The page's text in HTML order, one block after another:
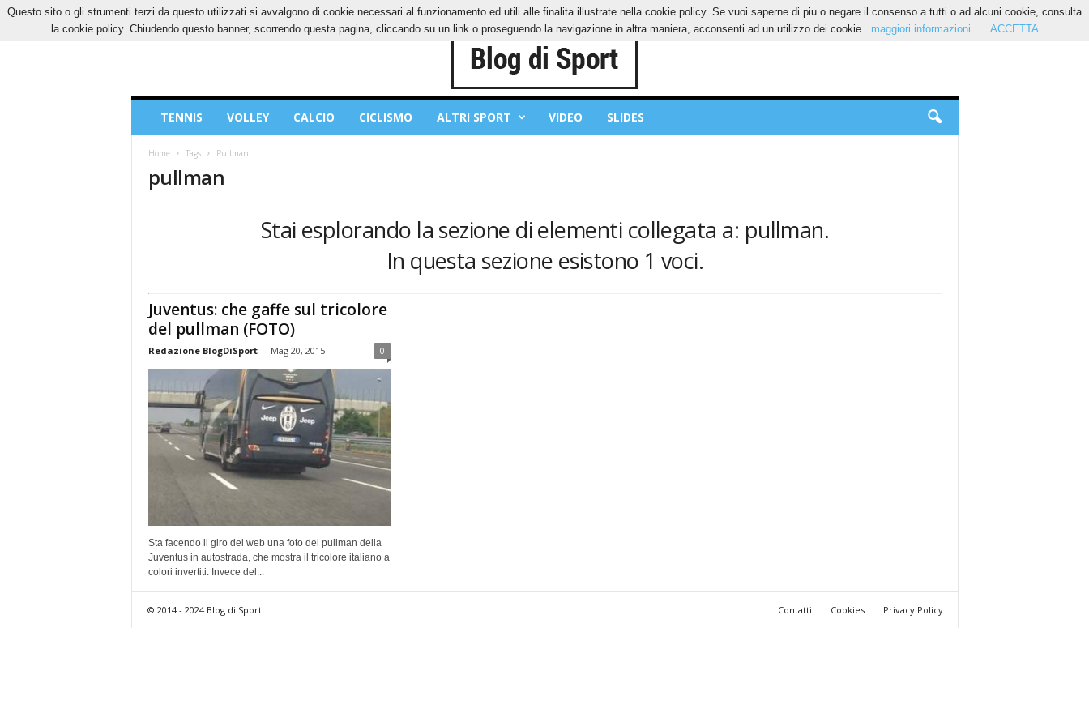
GIOVEDÌ, 6 AGOSTO 2026 CONTATTI COOKIES PRIVACY POLICY
Sport
TENNIS VOLLEY CALCIO CICLISMO ALTRI SPORT VIDEO SLIDES
Home Tags Pullman
pullman
Stai esplorando la sezione di elementi collegata a: pullman.
In questa sezione esistono 1 voci.
Juventus: che gaffe sul tricolore
del pullman (FOTO)
Redazione BlogDiSport - Mag 20, 2015 0
Sta facendo il giro del web una foto del pullman della
Juventus in autostrada, che mostra il tricolore italiano a
colori invertiti. Invece del...
Contatti Cookies Privacy Policy
© 2014 - 2024 Blog di Sport
Questo sito o gli strumenti terzi da questo utilizzati si avvalgono di cookie necessari al funzionamento ed utili alle finalita illustrate nella cookie policy. Se vuoi saperne di piu o negare il consenso a tutti o ad alcuni cookie, consulta
la cookie policy. Chiudendo questo banner, scorrendo questa pagina, cliccando su un link o proseguendo la navigazione in altra maniera, acconsenti ad un utilizzo dei cookie.
maggiori informazioni ACCETTA